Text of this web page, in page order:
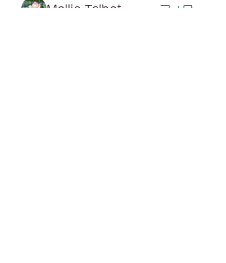
Mollie Talbot フォロー